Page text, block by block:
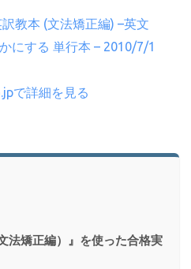
教本 (文法矯正編) –英文
にする 単行本 – 2010/7/1
で詳細を見る
法矯正編）』を使った合格実